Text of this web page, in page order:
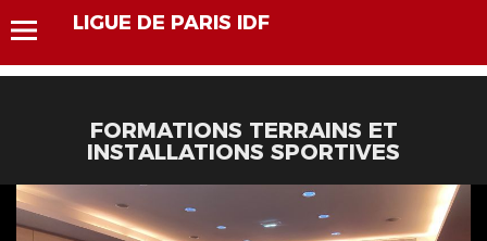
LIGUE DE PARIS IDF
FORMATIONS TERRAINS ET
INSTALLATIONS SPORTIVES